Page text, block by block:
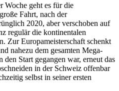
Woche geht es für die
Fahrt, nach der
2020, aber verschoben auf
regulär die kontinentalen
Zur Europameisterschaft schenkt
nahezu dem gesamten Mega-
den Start gegangen war, erneut das
in der Schweiz offenbar
selbst in seiner ersten